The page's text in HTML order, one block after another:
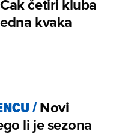
četiri kluba
kvaka
/Novi
li je sezona